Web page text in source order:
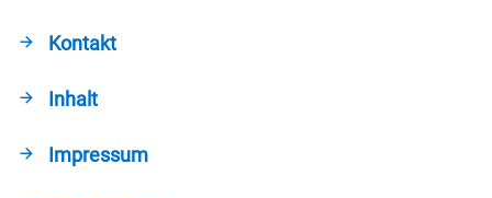
Kontakt
Inhalt
Impressum